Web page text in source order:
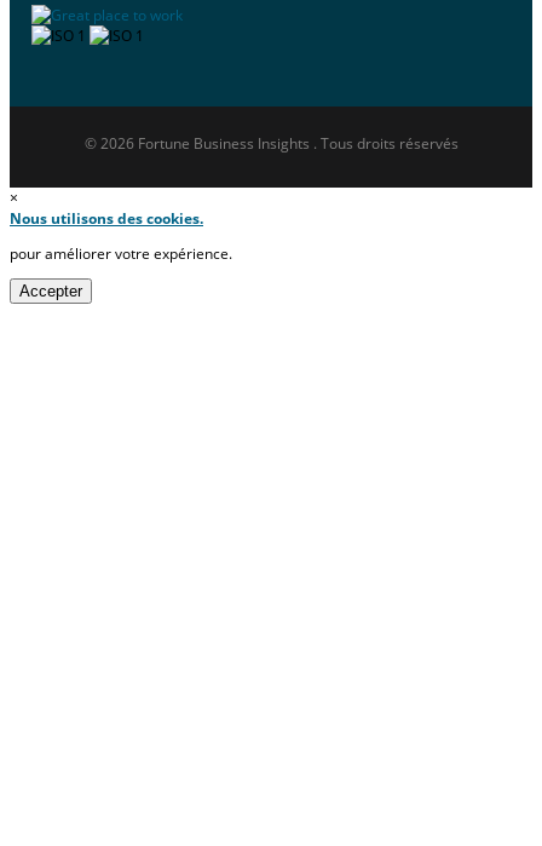
© 2026 Fortune Business Insights . Tous droits réservés
×
Nous utilisons des cookies.
pour améliorer votre expérience.
Accepter